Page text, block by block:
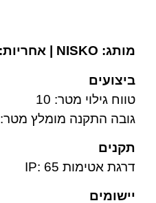
מותג: NISKO | אחריות: 2 שנים
ביצועים
טווח גילוי מטר: 10
גובה התקנה מומלץ מטר: 4 עד 14
תקנים
דרגת אטימות IP: 65
יישומים